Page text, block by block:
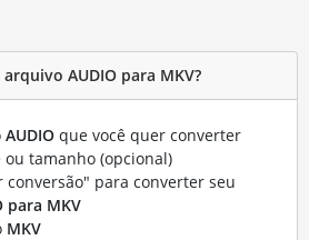
AUDIO para MKV?
AUDIOque você quer converter
tamanho (opcional)
para converter seu
para MKV
MKV